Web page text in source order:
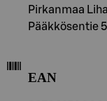
Pirkanmaa
Pääkkösentie
EAN